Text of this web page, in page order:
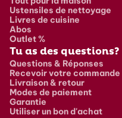
Ustensiles de nettoyage
Livres de cuisine
Abos
Outlet %
Tu as des questions?
Questions & Réponses
Recevoir votre commande
Livraison & retour
Modes de paiement
Garantie
Utiliser un bon d'achat